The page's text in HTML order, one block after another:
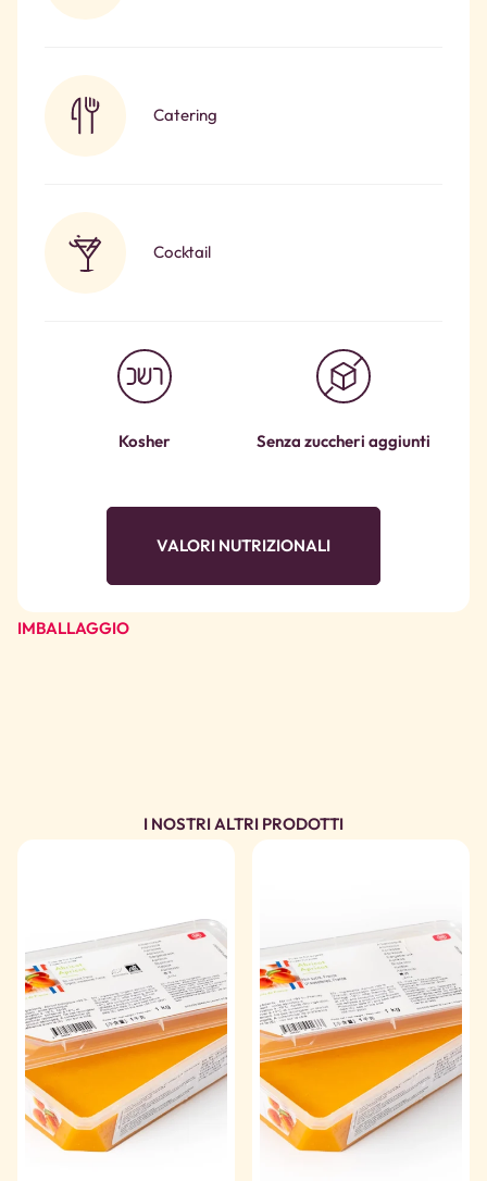
Catering
Cocktail
Kosher Senza zuccheri aggiunti
VALORI NUTRIZIONALI
IMBALLAGGIO
I NOSTRI ALTRI PRODOTTI